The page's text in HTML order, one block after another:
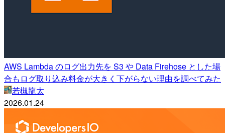
AWS Lambda のログ出力先を S3 や Data Firehose とした場
合もログ取り込み料金が大きく下がらない理由を調べてみた
若槻龍太
2026.01.24